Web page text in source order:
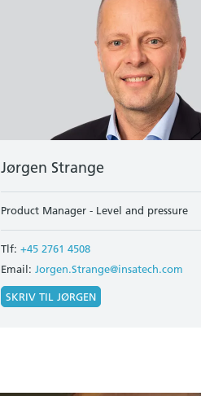
Jørgen Strange
Product Manager - Level and pressure
Tlf: +45 2761 4508
Email: Jorgen.Strange@insatech.com
SKRIV TIL JØRGEN